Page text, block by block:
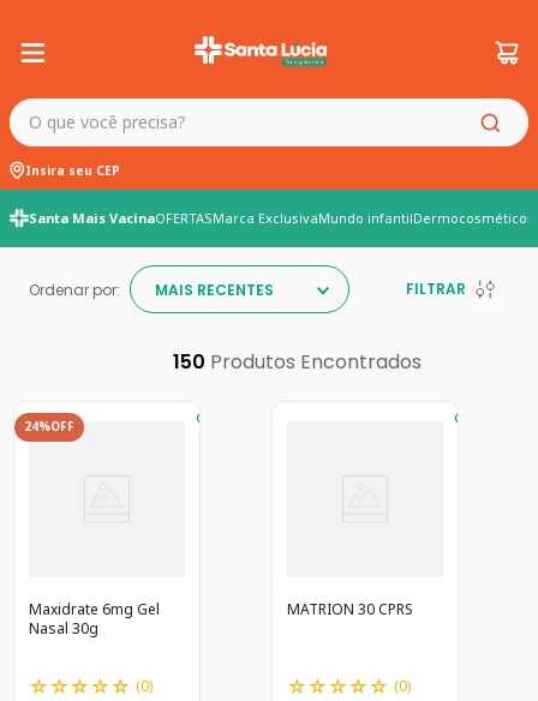
O que você precisa?
Insira seu CEP
Santa Mais VacinaOFERTASMarca ExclusivaMundo infantilDermocosméticos
Ordenar por: MAIS RECENTES FILTRAR
150
24%OFF
Maxidrate 6mg Gel
Nasal 30g
☆☆☆☆☆ (0)
MATRION 30 CPRS
☆☆☆☆☆ (0)